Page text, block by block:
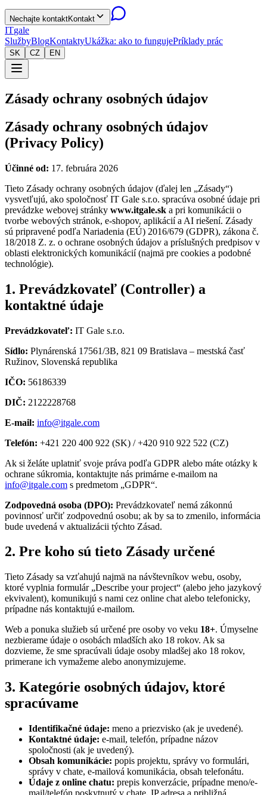
Nechajte kontaktKontakt
ITgale
SlužbyBlogKontaktyUkážka: ako to fungujePríklady prác
SK CZ EN
Zásady ochrany osobných údajov
Zásady ochrany osobných údajov
(Privacy Policy)
Účinné od: 17. februára 2026
Tieto Zásady ochrany osobných údajov (ďalej len „Zásady“)
vysvetľujú, ako spoločnosť IT Gale s.r.o. spracúva osobné údaje pri
prevádzke webovej stránky www.itgale.sk a pri komunikácii o
tvorbe webových stránok, e-shopov, aplikácií a AI riešení. Zásady
sú pripravené podľa Nariadenia (EÚ) 2016/679 (GDPR), zákona č.
18/2018 Z. z. o ochrane osobných údajov a príslušných predpisov v
oblasti elektronických komunikácií (najmä pre cookies a podobné
technológie).
1. Prevádzkovateľ (Controller) a
kontaktné údaje
Prevádzkovateľ: IT Gale s.r.o.
Sídlo: Plynárenská 17561/3B, 821 09 Bratislava – mestská časť
Ružinov, Slovenská republika
IČO: 56186339
DIČ: 2122228768
E-mail: info@itgale.com
Telefón: +421 220 400 922 (SK) / +420 910 922 522 (CZ)
Ak si želáte uplatniť svoje práva podľa GDPR alebo máte otázky k
ochrane súkromia, kontaktujte nás primárne e-mailom na
info@itgale.com s predmetom „GDPR“.
Zodpovedná osoba (DPO): Prevádzkovateľ nemá zákonnú
povinnosť určiť zodpovednú osobu; ak by sa to zmenilo, informácia
bude uvedená v aktualizácii týchto Zásad.
2. Pre koho sú tieto Zásady určené
Tieto Zásady sa vzťahujú najmä na návštevníkov webu, osoby,
ktoré vyplnia formulár „Describe your project“ (alebo jeho jazykový
ekvivalent), komunikujú s nami cez online chat alebo telefonicky,
prípadne nás kontaktujú e-mailom.
Web a ponuka služieb sú určené pre osoby vo veku 18+. Úmyselne
nezbierame údaje o osobách mladších ako 18 rokov. Ak sa
dozvieme, že sme spracúvali údaje osoby mladšej ako 18 rokov,
primerane ich vymažeme alebo anonymizujeme.
3. Kategórie osobných údajov, ktoré
spracúvame
Identifikačné údaje: meno a priezvisko (ak je uvedené).
Kontaktné údaje: e-mail, telefón, prípadne názov
spoločnosti (ak je uvedený).
Obsah komunikácie: popis projektu, správy vo formulári,
správy v chate, e-mailová komunikácia, obsah telefonátu.
Údaje z online chatu: prepis konverzácie, prípadne meno/e-